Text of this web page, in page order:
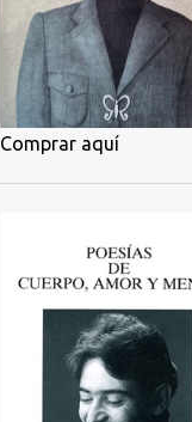
Comprar aquí